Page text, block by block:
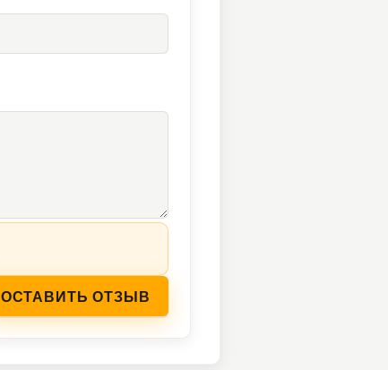
ОСТАВИТЬ ОТЗЫВ